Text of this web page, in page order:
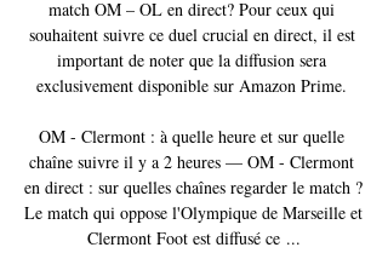
match OM – OL en direct? Pour ceux qui
souhaitent suivre ce duel crucial en direct, il est
important de noter que la diffusion sera
exclusivement disponible sur Amazon Prime.
OM - Clermont : à quelle heure et sur quelle
chaîne suivre il y a 2 heures — OM - Clermont
en direct : sur quelles chaînes regarder le match ?
Le match qui oppose l'Olympique de Marseille et
Clermont Foot est diffusé ce ...